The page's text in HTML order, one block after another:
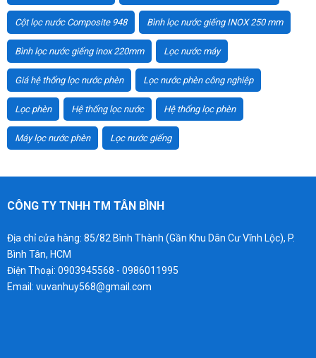
Cột lọc nước Composite 948 Bình lọc nước giếng INOX 250 mm
Bình lọc nước giếng inox 220mm Lọc nước máy
Giá hệ thống lọc nước phèn Lọc nước phèn công nghiệp
Lọc phèn Hệ thống lọc nước Hệ thống lọc phèn
Máy lọc nước phèn Lọc nước giếng
CÔNG TY TNHH TM TÂN BÌNH
Địa chỉ cửa hàng: 85/82 Bình Thành (Gần Khu Dân Cư Vĩnh Lộc), P.
Bình Tân, HCM
Điện Thoại: 0903945568 - 0986011995
Email: vuvanhuy568@gmail.com